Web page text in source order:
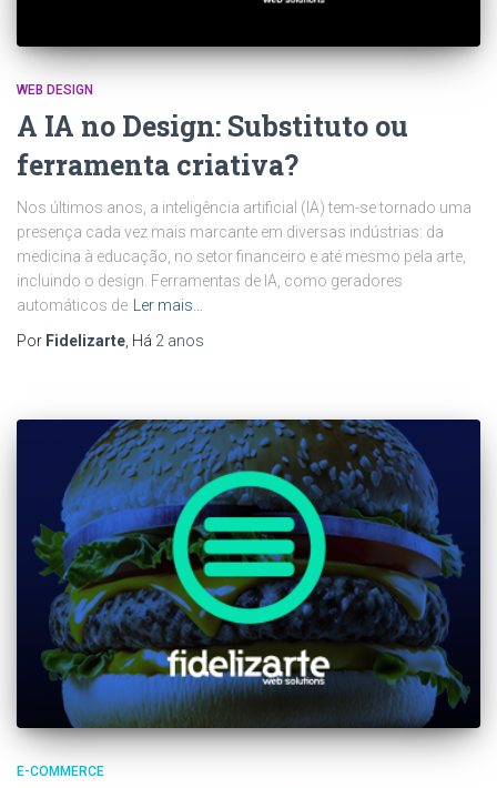
WEB DESIGN
A IA no Design: Substituto ou
ferramenta criativa?
Nos últimos anos, a inteligência artificial (IA) tem-se tornado uma
presença cada vez mais marcante em diversas indústrias: da
medicina à educação, no setor financeiro e até mesmo pela arte,
incluindo o design. Ferramentas de IA, como geradores
automáticos de
Ler mais…
Por Fidelizarte , Há 2 anos
E-COMMERCE